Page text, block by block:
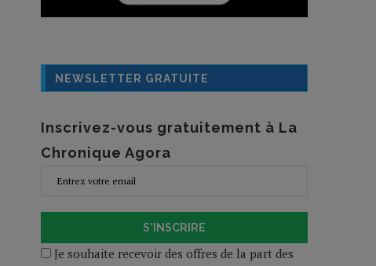
NEWSLETTER GRATUITE
Inscrivez-vous gratuitement à La
Chronique Agora
S'INSCRIRE
Je souhaite recevoir des offres de la part des